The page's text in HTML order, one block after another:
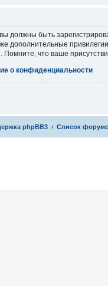
должны быть
дополнительные
что ваше
о конфиденциальности
phpBB3 Список